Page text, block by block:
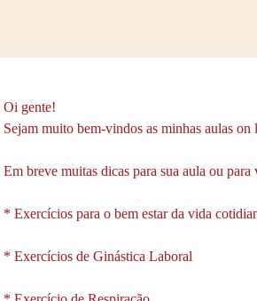
Oi gente!
Sejam muito bem-vindos as minhas aulas on
Em breve muitas dicas para sua aula ou
* Exercícios para o bem estar da vida
* Exercícios de Ginástica Laboral